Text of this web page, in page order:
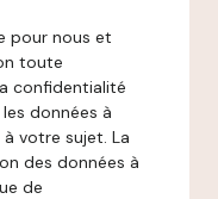
pour nous et
toute
confidentialité
données à
votre sujet. La
des données à
de